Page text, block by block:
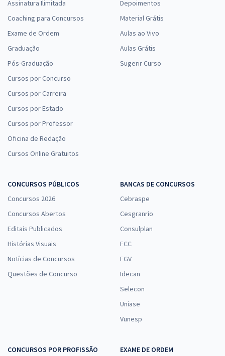
Assinatura Ilimitada
Coaching para Concursos
Exame de Ordem
Graduação
Pós-Graduação
Cursos por Concurso
Cursos por Carreira
Cursos por Estado
Cursos por Professor
Oficina de Redação
Cursos Online Gratuitos
Depoimentos
Material Grátis
Aulas ao Vivo
Aulas Grátis
Sugerir Curso
CONCURSOS PÚBLICOS
Concursos 2026
Concursos Abertos
Editais Publicados
Histórias Visuais
Notícias de Concursos
Questões de Concurso
BANCAS DE CONCURSOS
Cebraspe
Cesgranrio
Consulplan
FCC
FGV
Idecan
Selecon
Uniase
Vunesp
CONCURSOS POR PROFISSÃO
EXAME DE ORDEM